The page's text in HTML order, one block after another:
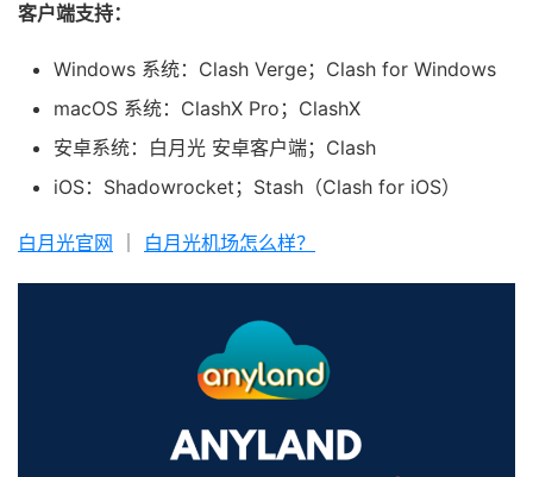
客户端支持：
Windows 系统：Clash Verge；Clash for Windows
macOS 系统：ClashX Pro；ClashX
安卓系统：白月光 安卓客户端；Clash
iOS：Shadowrocket；Stash（Clash for iOS）
白月光官网 白月光机场怎么样？